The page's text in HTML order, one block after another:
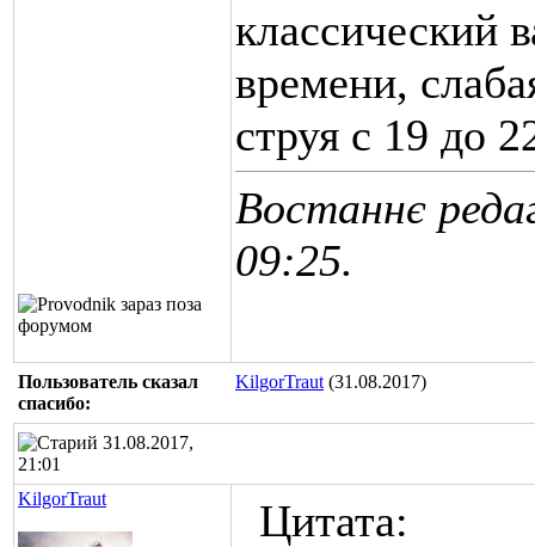
классический
времени,
струя с 19 до
Востаннє
09:25.
Пользователь сказал
cпасибо:
KilgorTraut (31.08.2017)
31.08.2017,
21:01
KilgorTraut
Цитата: